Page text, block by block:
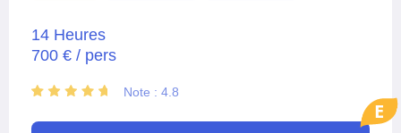
14 Heures
700 € / pers
Note : 4.8
E